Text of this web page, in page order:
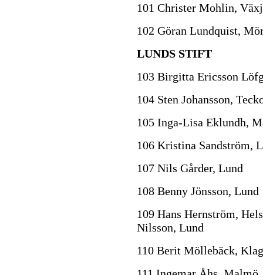
101 Christer Mohlin,
102 Göran Lundquist,
LUNDS STIFT
103 Birgitta Ericsson
104 Sten Johansson,
105 Inga-Lisa Eklundh,
106 Kristina Sandström,
107 Nils Gårder, Lund
108 Benny Jönsson, Lund
109 Hans Hernström,
Nilsson, Lund
110 Berit Möllebäck,